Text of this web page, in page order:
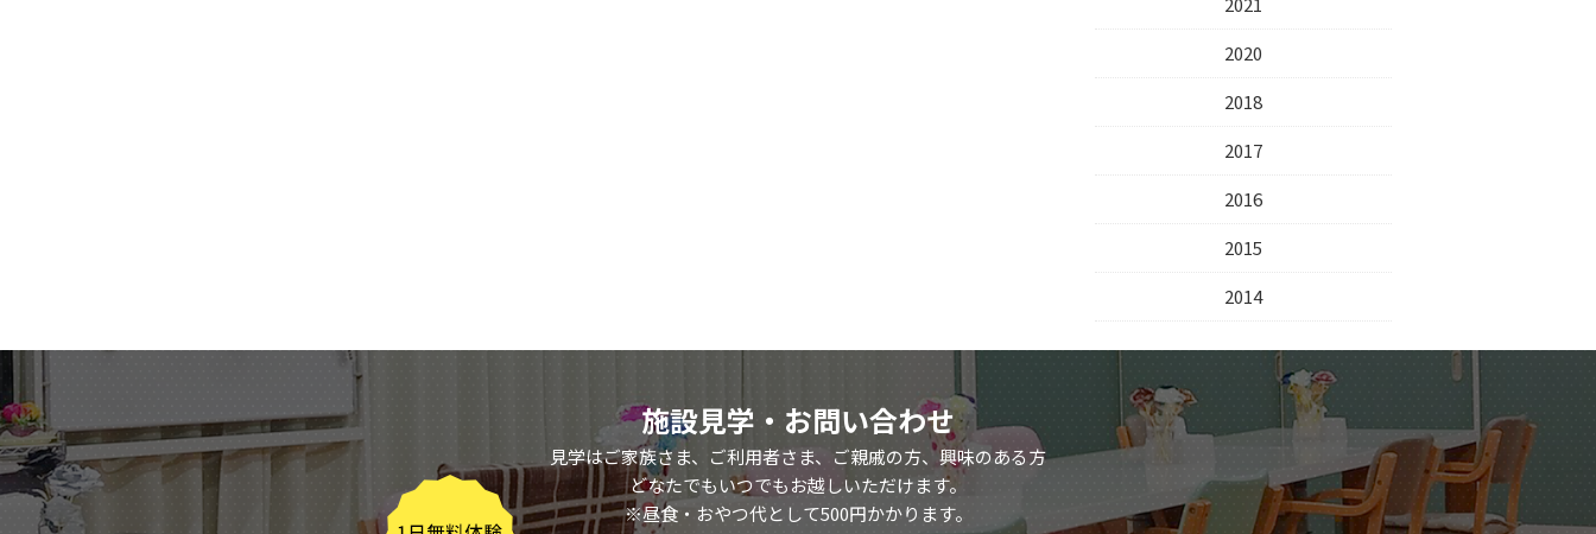
2020
2018
2017
2016
2015
2014
施設見学・お問い合わせ
見学はご家族さま、ご利用者さま、ご親戚の方、興味のある方
どなたでもいつでもお越しいただけます。
※昼食・おやつ代として500円かかります。